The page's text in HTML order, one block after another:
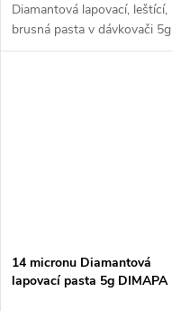
Diamantová lapovací, leštící,
brusná pasta v dávkovači 5g
14 micronu Diamantová
lapovací pasta 5g DIMAPA